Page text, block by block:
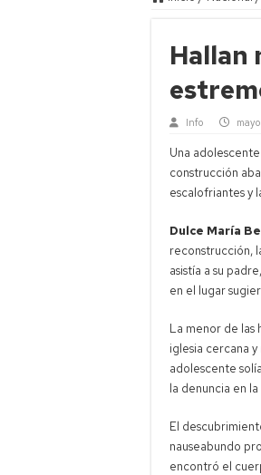
Hallan
Info
Una
construcción
escalofriantes y
Dulce María
reconstrucción,
asistía a su
en el lugar
La menor de las
iglesia cercana
adolescente
la denuncia en
El
nauseabundo
encontró el